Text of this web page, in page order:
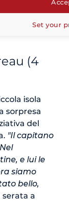
(4
isola
sorpresa
del
"Il capitano
e lui le
siamo
bello,
a
Set your